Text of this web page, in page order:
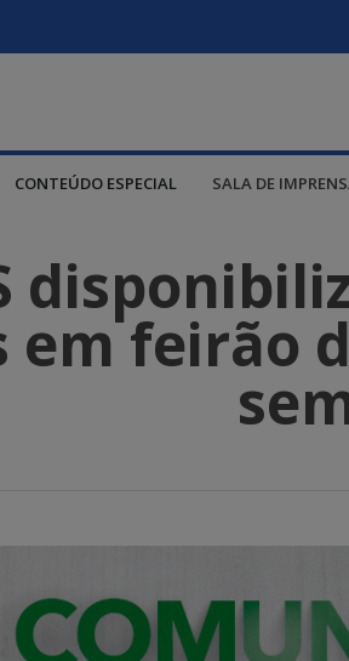
CONTEÚDO ESPECIAL SALA DE
em feirão